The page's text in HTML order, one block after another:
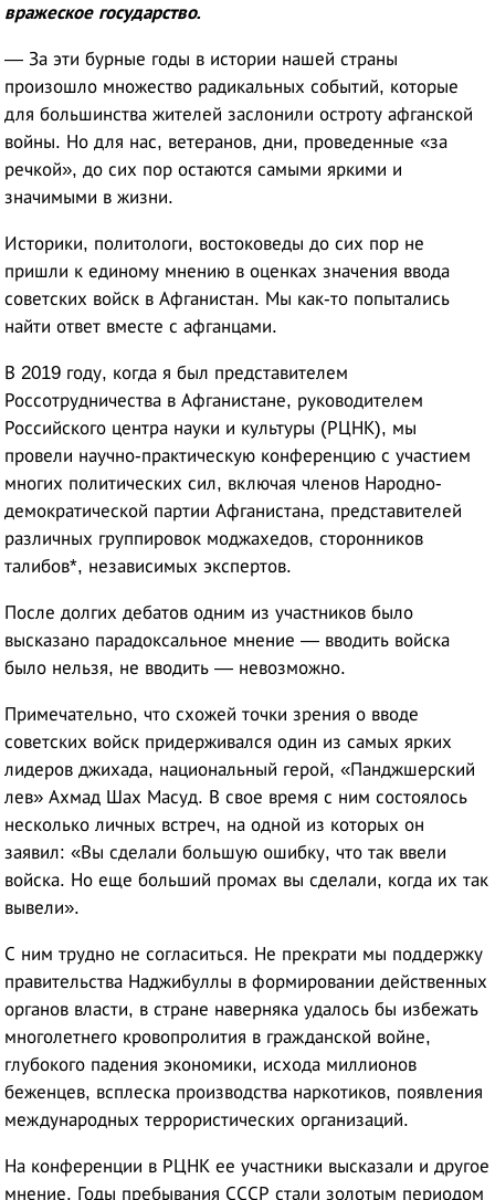
вражеское государство.
— За эти бурные годы в истории нашей страны
произошло множество радикальных событий, которые
для большинства жителей заслонили остроту афганской
войны. Но для нас, ветеранов, дни, проведенные «за
речкой», до сих пор остаются самыми яркими и
значимыми в жизни.
Историки, политологи, востоковеды до сих пор не
пришли к единому мнению в оценках значения ввода
советских войск в Афганистан. Мы как-то попытались
найти ответ вместе с афганцами.
В 2019 году, когда я был представителем
Россотрудничества в Афганистане, руководителем
Российского центра науки и культуры (РЦНК), мы
провели научно-практическую конференцию с участием
многих политических сил, включая членов Народно-
демократической партии Афганистана, представителей
различных группировок моджахедов, сторонников
талибов*, независимых экспертов.
После долгих дебатов одним из участников было
высказано парадоксальное мнение — вводить войска
было нельзя, не вводить — невозможно.
Примечательно, что схожей точки зрения о вводе
советских войск придерживался один из самых ярких
лидеров джихада, национальный герой, «Панджшерский
лев» Ахмад Шах Масуд. В свое время с ним состоялось
несколько личных встреч, на одной из которых он
заявил: «Вы сделали большую ошибку, что так ввели
войска. Но еще больший промах вы сделали, когда их так
вывели».
С ним трудно не согласиться. Не прекрати мы поддержку
правительства Наджибуллы в формировании действенных
органов власти, в стране наверняка удалось бы избежать
многолетнего кровопролития в гражданской войне,
глубокого падения экономики, исхода миллионов
беженцев, всплеска производства наркотиков, появления
международных террористических организаций.
На конференции в РЦНК ее участники высказали и другое
мнение. Годы пребывания СССР стали золотым периодом